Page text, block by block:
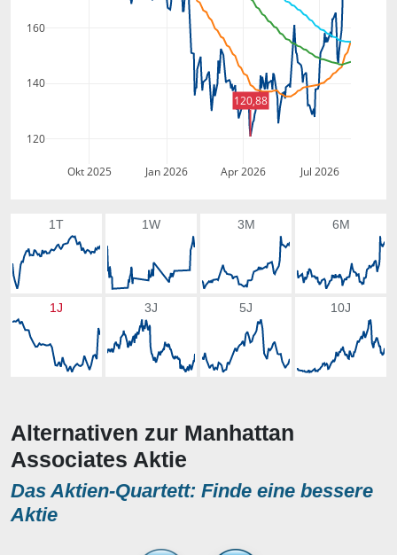
Okt 2025 Jan 2026 Apr 2026 Jul 2026
120
140
160
120,88
1T 1W 3M 6M
1J 3J 5J 10J
Alternativen zur Manhattan
Associates Aktie
Das Aktien-Quartett: Finde eine bessere
Aktie